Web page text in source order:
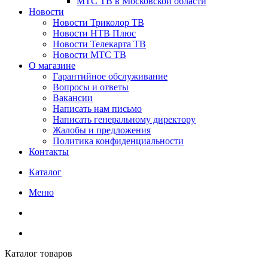
Новости
Новости Триколор ТВ
Новости НТВ Плюс
Новости Телекарта ТВ
Новости МТС ТВ
О магазине
Гарантийное обслуживание
Вопросы и ответы
Вакансии
Написать нам письмо
Написать генеральному директору
Жалобы и предложения
Политика конфиденциальности
Контакты
Каталог
Меню
Каталог товаров